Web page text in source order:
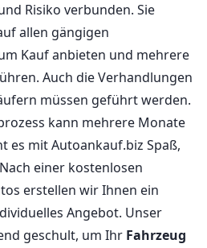
Risiko verbunden. Sie
allen gängigen
Kauf anbieten und mehrere
Auch die Verhandlungen
müssen geführt werden.
kann mehrere Monate
es mit Autoankauf.biz Spaß,
einer kostenlosen
erstellen wir Ihnen ein
Angebot. Unser
geschult, um Ihr Fahrzeug